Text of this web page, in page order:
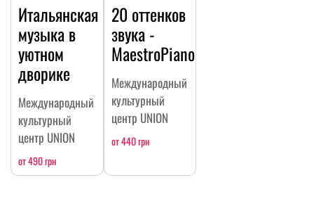
Итальянская
музыка в
уютном
дворике
Международный
культурный
центр UNION
от 490 грн
20 оттенков
звука -
MaestroPiano
Международный
культурный
центр UNION
от 440 грн